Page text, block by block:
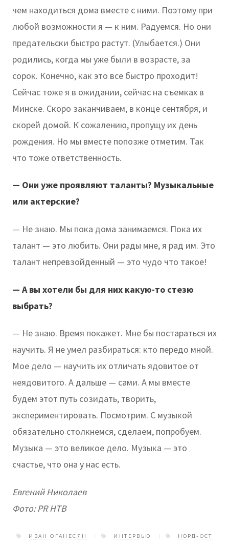
чем находиться дома вместе с ними. Поэтому при
любой возможности я — к ним. Радуемся. Но они
предательски быстро растут. (Улыбается.) Они
родились, когда мы уже были в возрасте, за
сорок. Конечно, как это все быстро проходит!
Сейчас тоже я в ожидании, сейчас на съемках в
Минске. Скоро заканчиваем, в конце сентября, и
скорей домой. К сожалению, пропущу их день
рождения. Но мы вместе попозже отметим. Так
что тоже ответственность.
— Они уже проявляют таланты? Музыкальные
или актерские?
— Не знаю. Мы пока дома занимаемся. Пока их
талант — это любить. Они рады мне, я рад им. Это
талант непревзойденный — это чудо что такое!
— А вы хотели бы для них какую-то стезю
выбрать?
— Не знаю. Время покажет. Мне бы постараться их
научить. Я не умел разбираться: кто передо мной.
Мое дело — научить их отличать ядовитое от
неядовитого. А дальше — сами. А мы вместе
будем этот путь созидать, творить,
экспериментировать. Посмотрим. С музыкой
обязательно столкнемся, сделаем, попробуем.
Музыка — это великое дело. Музыка — это
счастье, что она у нас есть.
Евгений Николаев
Фото: PR НТВ
ИВАН ОГАНЕСЯН ИНТЕРВЬЮ НОРД-ОСТ